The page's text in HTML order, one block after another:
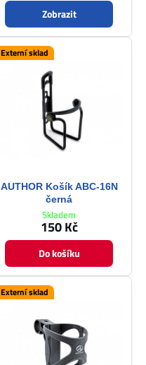
Zobrazit
Externí sklad
AUTHOR Košík ABC-16N
černá
Skladem
150 Kč
Do košíku
Externí sklad